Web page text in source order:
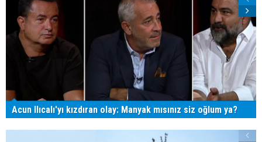
Acun Ilıcalı'yı kızdıran olay: Manyak mısınız siz oğlum ya?